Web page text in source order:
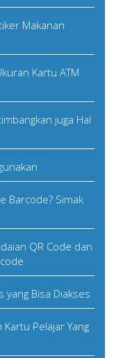
Makanan
Kartu ATM
juga Hal
Barcode? Simak
QR Code dan
yang Bisa Diakses
Pelajar Yang